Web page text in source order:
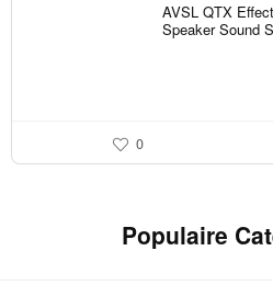
AVSL QTX
Speaker Sound
0
Populaire